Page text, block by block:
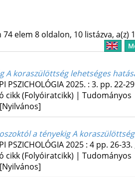
74 elem 8 oldalon, 10 listázva, a(z)
A koraszülöttség lehetséges
PSZICHOLÓGIA2025. : 3. pp. 22-
cikk (Folyóiratcikk) | Tudományos
[Nyilvános]
a tényekig A
PSZICHOLÓGIA2025: 4 pp. 26-
cikk (Folyóiratcikk) | Tudományos
[Nyilvános]